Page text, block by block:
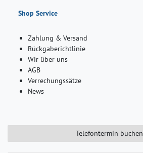
Shop Service
Zahlung & Versand
Rückgaberichtlinie
Wir über uns
AGB
Verrechungssätze
News
Telefontermin buchen